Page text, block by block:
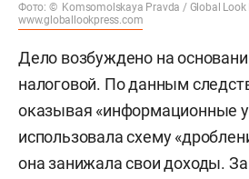
Фото: © Komsomolskaya Pravda / Global Look
www.globallookpress.com
Дело возбуждено на
налоговой. По данным
оказывая «информационные
использовала схему
она занижала свои доходы.